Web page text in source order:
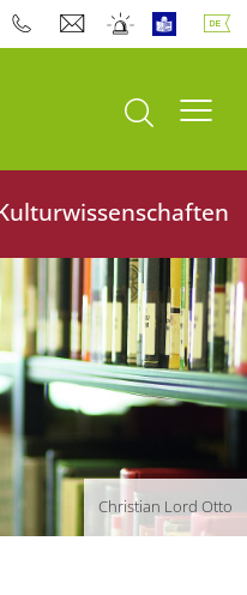
Suche öffnen
Christian Lord Otto